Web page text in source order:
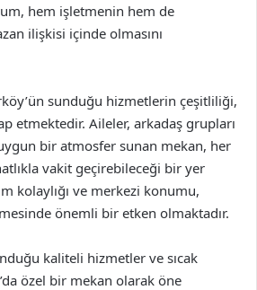
hem işletmenin hem de
ilişkisi içinde olmasını
sunduğu hizmetlerin çeşitliliği,
etmektedir. Aileler, arkadaş grupları
bir atmosfer sunan mekan, her
vakit geçirebileceği bir yer
kolaylığı ve merkezi konumu,
önemli bir etken olmaktadır.
kaliteli hizmetler ve sıcak
özel bir mekan olarak öne